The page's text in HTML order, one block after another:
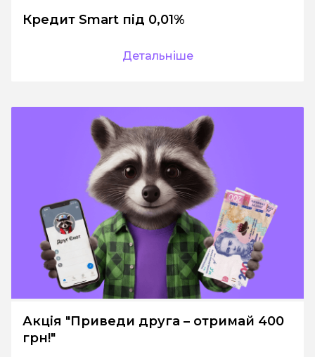
Кредит Smart під 0,01%
Детальніше
Акція "Приведи друга – отримай 400
грн!"